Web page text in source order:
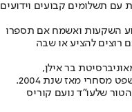
תשלומים קבועים וידועים
השקעות ואשמח אם תספרו
להציע או שבה
בר אילן,
ושות’ עורכי דין עוסק במשפט מסחרי מאז שנת 2004.
הטור שלעו”ד נועם קוריס